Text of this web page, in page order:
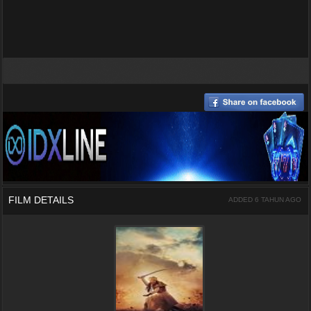
FILM DETAILS ADDED 6 TAHUN AGO